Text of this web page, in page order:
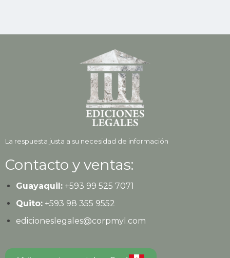
La respuesta justa a su necesidad de información
Contacto y ventas:
Guayaquil:+593 99 525 7071
Quito:+593 98 355 9552
edicioneslegales@corpmyl.com